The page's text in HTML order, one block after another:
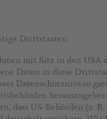
Drittstaaten
mit Sitz in den
Daten in diese
Datenschutzniveau
dass US-Behörden